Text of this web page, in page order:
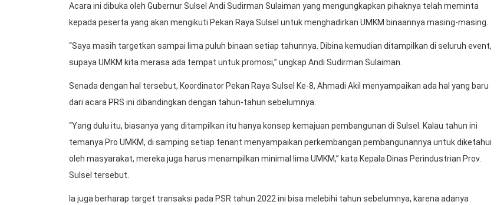
Acara ini dibuka oleh Gubernur Sulsel Andi Sudirman Sulaiman yang mengungkapkan pihaknya telah meminta
kepada peserta yang akan mengikuti Pekan Raya Sulsel untuk menghadirkan UMKM binaannya masing-masing.
“Saya masih targetkan sampai lima puluh binaan setiap tahunnya. Dibina kemudian ditampilkan di seluruh event,
supaya UMKM kita merasa ada tempat untuk promosi,” ungkap Andi Sudirman Sulaiman.
Senada dengan hal tersebut, Koordinator Pekan Raya Sulsel Ke-8, Ahmadi Akil menyampaikan ada hal yang baru
dari acara PRS ini dibandingkan dengan tahun-tahun sebelumnya.
“Yang dulu itu, biasanya yang ditampilkan itu hanya konsep kemajuan pembangunan di Sulsel. Kalau tahun ini
temanya Pro UMKM, di samping setiap tenant menyampaikan perkembangan pembangunannya untuk diketahui
oleh masyarakat, mereka juga harus menampilkan minimal lima UMKM,” kata Kepala Dinas Perindustrian Prov.
Sulsel tersebut.
Ia juga berharap target transaksi pada PSR tahun 2022 ini bisa melebihi tahun sebelumnya, karena adanya